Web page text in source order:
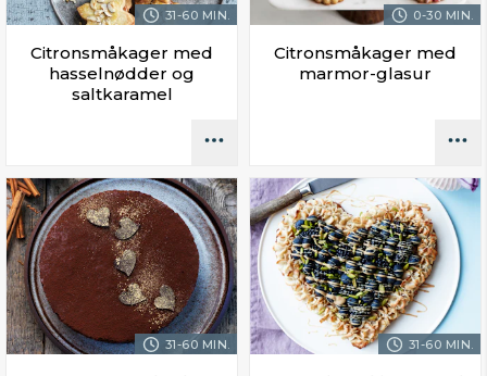
31-60 MIN.
Citronsmåkager med
hasselnødder og
saltkaramel
0-30 MIN.
Citronsmåkager med
marmor-glasur
31-60 MIN. 31-60 MIN.